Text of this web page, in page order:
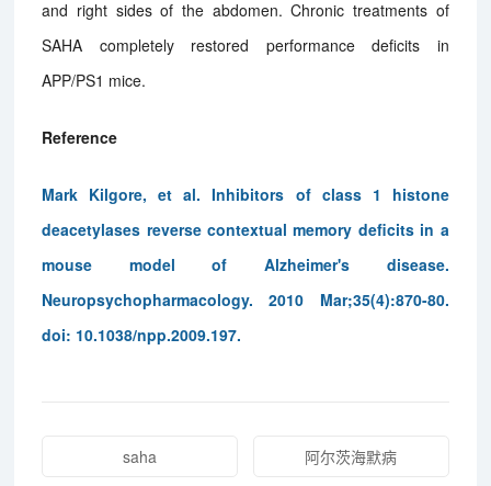
and right sides of the abdomen. Chronic treatments of
SAHA completely restored performance deficits in
APP/PS1 mice.
Reference
Mark Kilgore, et al. Inhibitors of class 1 histone
deacetylases reverse contextual memory deficits in a
mouse model of Alzheimer's disease.
Neuropsychopharmacology. 2010 Mar;35(4):870-80.
doi: 10.1038/npp.2009.197.
saha 阿尔茨海默病